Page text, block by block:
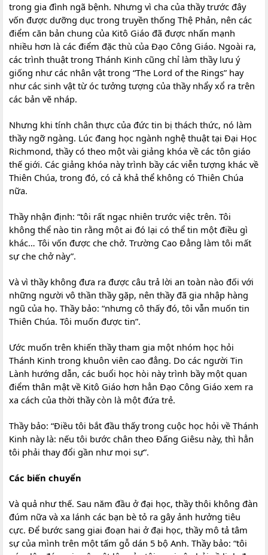
trong gia đình ngã bệnh. Nhưng vì cha của thầy trước đây
vốn được dưỡng dục trong truyền thống Thệ Phản, nên các
điểm căn bản chung của Kitô Giáo đã được nhấn mạnh
nhiều hơn là các điểm đặc thù của Đạo Công Giáo. Ngoài ra,
các trình thuật trong Thánh Kinh cũng chỉ làm thầy lưu ý
giống như các nhân vật trong “The Lord of the Rings” hay
như các sinh vật từ óc tưởng tượng của thầy nhẩy xổ ra trên
các bản vẽ nháp.
Nhưng khi tính chân thực của đức tin bị thách thức, nó làm
thầy ngỡ ngàng. Lúc đang học ngành nghệ thuật tại Đại Học
Richmond, thầy có theo một vài giảng khóa về các tôn giáo
thế giới. Các giảng khóa này trình bầy các viễn tượng khác về
Thiên Chúa, trong đó, có cả khả thể không có Thiên Chúa
nữa.
Thầy nhận định: “tôi rất ngạc nhiên trước việc trên. Tôi
không thể nào tin rằng một ai đó lại có thể tin một điều gì
khác… Tôi vốn được che chở. Trường Cao Đẳng làm tôi mất
sự che chở này”.
Và vì thầy không đưa ra được câu trả lời an toàn nào đối với
những người vô thần thầy gặp, nên thầy đã gia nhập hàng
ngũ của họ. Thầy bảo: “nhưng cô thấy đó, tôi vẫn muốn tin
Thiên Chúa. Tôi muốn được tin”.
Ước muốn trên khiến thầy tham gia một nhóm học hỏi
Thánh Kinh trong khuôn viên cao đẳng. Do các người Tin
Lành hướng dẫn, các buổi học hòi này trình bầy một quan
điểm thân mật về Kitô Giáo hơn hẳn Đạo Công Giáo xem ra
xa cách của thời thầy còn là một đứa trẻ.
Thầy bảo: “Điều tôi bắt đầu thấy trong cuộc học hỏi về Thánh
Kinh này là: nếu tôi bước chân theo Đấng Giêsu này, thì hẳn
tôi phải thay đổi gần như mọi sự”.
Các biến chuyển
Và quả như thế. Sau năm đầu ở đại học, thầy thôi không đàn
đúm nữa và xa lánh các bạn bè tỏ ra gây ảnh hưởng tiêu
cực. Để bước sang giai đoạn hai ở đại học, thầy mô tả tâm
sự của mình trên một tấm gỗ dán 5 bộ Anh. Thầy bảo: “tôi